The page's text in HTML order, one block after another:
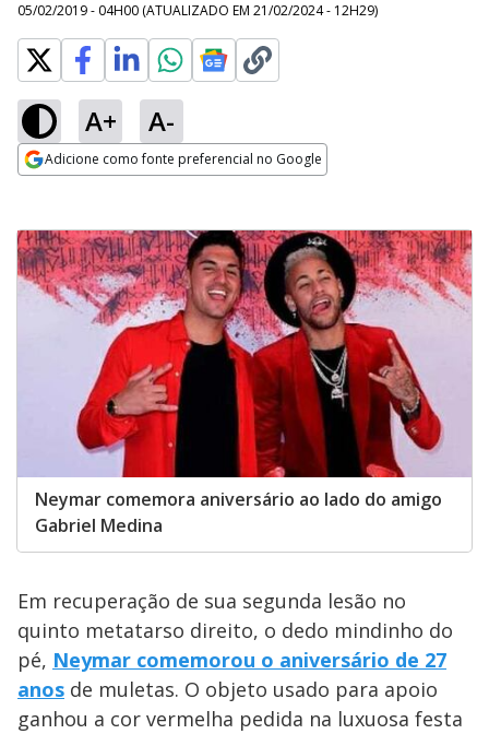
05/02/2019 - 04H00 (ATUALIZADO EM 21/02/2024 - 12H29)
A+ A-
Adicione como fonte preferencial no Google
Neymar comemora aniversário ao lado do amigo
Gabriel Medina
Em recuperação de sua segunda lesão no
quinto metatarso direito, o dedo mindinho do
pé, Neymar comemorou o aniversário de 27
anos de muletas. O objeto usado para apoio
ganhou a cor vermelha pedida na luxuosa festa